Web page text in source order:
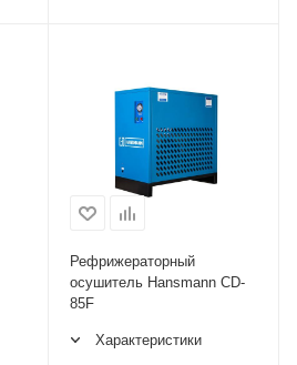
Рефрижераторный
осушитель Hansmann CD-
85F
Характеристики